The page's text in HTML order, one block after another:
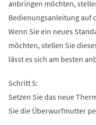
anbringen möchten,
Bedienungsanleitung auf
Wenn Sie ein neues
möchten, stellen Sie
lässt es sich am besten
Schritt 5:
Setzen Sie das neue
Sie die Überwurfmutter